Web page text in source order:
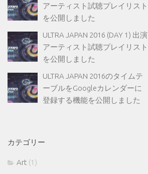
アーティスト試聴プレイリスト
を公開しました
ULTRA JAPAN 2016 (DAY 1) 出演
アーティスト試聴プレイリスト
を公開しました
ULTRA JAPAN 2016のタイムテ
ーブルをGoogleカレンダーに
登録する機能を公開しました
カテゴリー
Art (1)